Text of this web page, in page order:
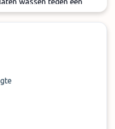
Valet Hamburg is
indien nodig.